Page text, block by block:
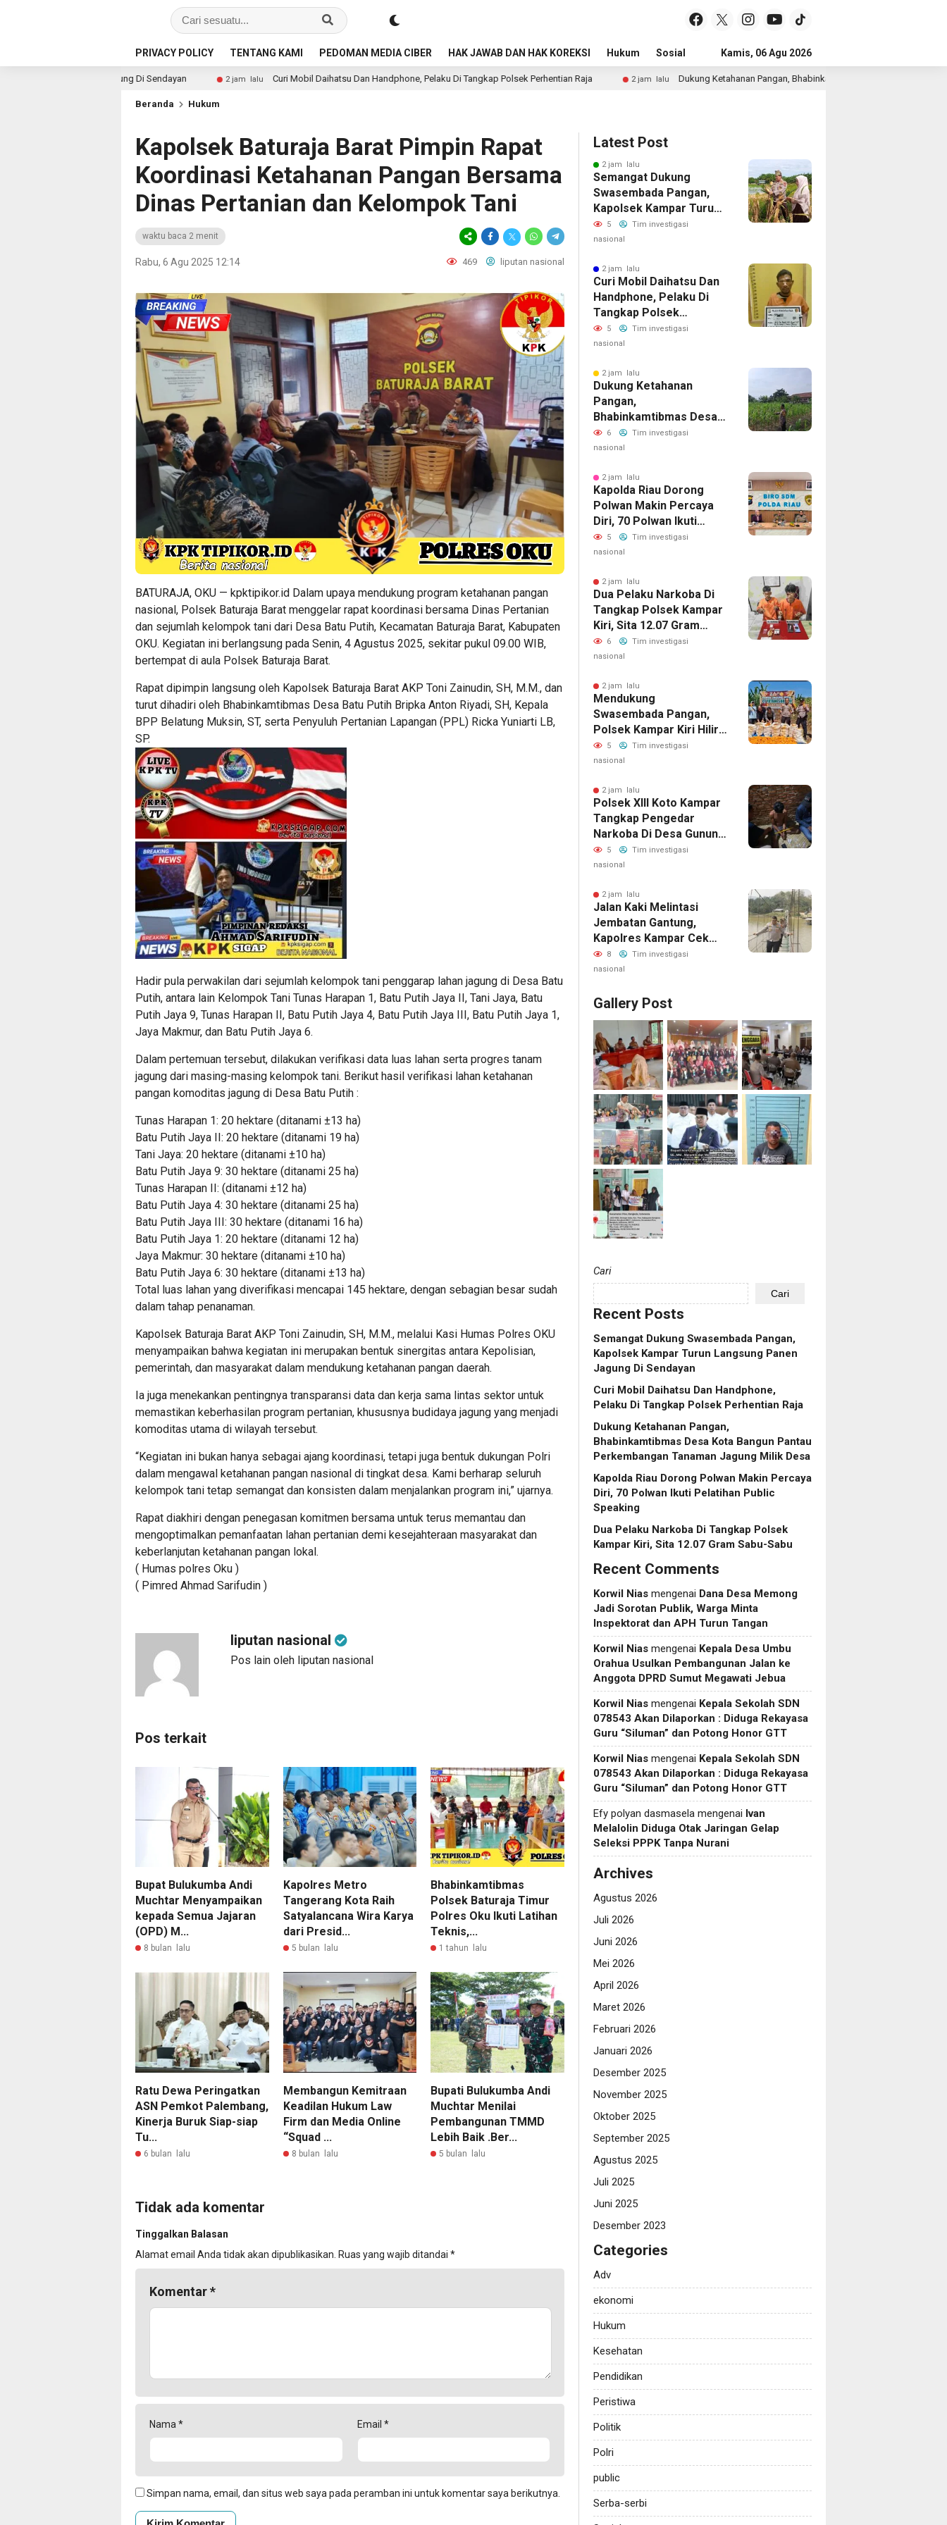
PRIVACY POLICY TENTANG KAMI PEDOMAN MEDIA CIBER HAK JAWAB DAN HAK KOREKSI Hukum Sosial Pendidikan Politik
Kamis, 06 Agu 2026
2 jam lalu Curi Mobil Daihatsu Dan Handphone, Pelaku Di Tangkap Polsek Perhentian Raja 2 jam lalu Dukung Ketahanan Pangan, Bhabinkamtibmas Desa Kota Bangun Pantau
Beranda Hukum
Kapolsek Baturaja Barat Pimpin Rapat
Koordinasi Ketahanan Pangan Bersama
Dinas Pertanian dan Kelompok Tani
waktu baca 2 menit
Rabu, 6 Agu 2025 12:14 469 liputan nasional
BATURAJA, OKU — kpktipikor.id Dalam upaya mendukung program ketahanan pangan
nasional, Polsek Baturaja Barat menggelar rapat koordinasi bersama Dinas Pertanian
dan sejumlah kelompok tani dari Desa Batu Putih, Kecamatan Baturaja Barat, Kabupaten
OKU. Kegiatan ini berlangsung pada Senin, 4 Agustus 2025, sekitar pukul 09.00 WIB,
bertempat di aula Polsek Baturaja Barat.
Rapat dipimpin langsung oleh Kapolsek Baturaja Barat AKP Toni Zainudin, SH, M.M., dan
turut dihadiri oleh Bhabinkamtibmas Desa Batu Putih Bripka Anton Riyadi, SH, Kepala
BPP Belatung Muksin, ST, serta Penyuluh Pertanian Lapangan (PPL) Ricka Yuniarti LB,
SP.
Hadir pula perwakilan dari sejumlah kelompok tani penggarap lahan jagung di Desa Batu
Putih, antara lain Kelompok Tani Tunas Harapan 1, Batu Putih Jaya II, Tani Jaya, Batu
Putih Jaya 9, Tunas Harapan II, Batu Putih Jaya 4, Batu Putih Jaya III, Batu Putih Jaya 1,
Jaya Makmur, dan Batu Putih Jaya 6.
Dalam pertemuan tersebut, dilakukan verifikasi data luas lahan serta progres tanam
jagung dari masing-masing kelompok tani. Berikut hasil verifikasi lahan ketahanan
pangan komoditas jagung di Desa Batu Putih :
Tunas Harapan 1: 20 hektare (ditanami ±13 ha)
Batu Putih Jaya II: 20 hektare (ditanami 19 ha)
Tani Jaya: 20 hektare (ditanami ±10 ha)
Batu Putih Jaya 9: 30 hektare (ditanami 25 ha)
Tunas Harapan II: (ditanami ±12 ha)
Batu Putih Jaya 4: 30 hektare (ditanami 25 ha)
Batu Putih Jaya III: 30 hektare (ditanami 16 ha)
Batu Putih Jaya 1: 20 hektare (ditanami 12 ha)
Jaya Makmur: 30 hektare (ditanami ±10 ha)
Batu Putih Jaya 6: 30 hektare (ditanami ±13 ha)
Total luas lahan yang diverifikasi mencapai 145 hektare, dengan sebagian besar sudah
dalam tahap penanaman.
Kapolsek Baturaja Barat AKP Toni Zainudin, SH, M.M., melalui Kasi Humas Polres OKU
menyampaikan bahwa kegiatan ini merupakan bentuk sinergitas antara Kepolisian,
pemerintah, dan masyarakat dalam mendukung ketahanan pangan daerah.
Ia juga menekankan pentingnya transparansi data dan kerja sama lintas sektor untuk
memastikan keberhasilan program pertanian, khususnya budidaya jagung yang menjadi
komoditas utama di wilayah tersebut.
“Kegiatan ini bukan hanya sebagai ajang koordinasi, tetapi juga bentuk dukungan Polri
dalam mengawal ketahanan pangan nasional di tingkat desa. Kami berharap seluruh
kelompok tani tetap semangat dan konsisten dalam menjalankan program ini,” ujarnya.
Rapat diakhiri dengan penegasan komitmen bersama untuk terus memantau dan
mengoptimalkan pemanfaatan lahan pertanian demi kesejahteraan masyarakat dan
keberlanjutan ketahanan pangan lokal.
( Humas polres Oku )
( Pimred Ahmad Sarifudin )
liputan nasional
Pos lain oleh liputan nasional
Pos terkait
Bupat Bulukumba Andi
Muchtar Menyampaikan
kepada Semua Jajaran
(OPD) M...
8 bulan lalu
Kapolres Metro
Tangerang Kota Raih
Satyalancana Wira Karya
dari Presid...
5 bulan lalu
Bhabinkamtibmas
Polsek Baturaja Timur
Polres Oku Ikuti Latihan
Teknis,...
1 tahun lalu
Ratu Dewa Peringatkan
ASN Pemkot Palembang,
Kinerja Buruk Siap-siap
Tu...
6 bulan lalu
Membangun Kemitraan
Keadilan Hukum Law
Firm dan Media Online
“Squad ...
8 bulan lalu
Bupati Bulukumba Andi
Muchtar Menilai
Pembangunan TMMD
Lebih Baik .Ber...
5 bulan lalu
Tidak ada komentar
Tinggalkan Balasan
Alamat email Anda tidak akan dipublikasikan. Ruas yang wajib ditandai *
Komentar*
Nama * Email *
Simpan nama, email, dan situs web saya pada peramban ini untuk komentar saya berikutnya.
Latest Post
2 jam lalu
Semangat Dukung
Swasembada Pangan,
Kapolsek Kampar Turun
Langsung Panen Jagung
Di Sendayan
5
Tim investigasi
nasional
2 jam lalu
Curi Mobil Daihatsu Dan
Handphone, Pelaku Di
Tangkap Polsek
Perhentian Raja
5
Tim investigasi
nasional
2 jam lalu
Dukung Ketahanan
Pangan,
Bhabinkamtibmas Desa
Kota Bangun Pantau
Perkembangan Tanaman
6
Tim investigasi
nasional
2 jam lalu
Kapolda Riau Dorong
Polwan Makin Percaya
Diri, 70 Polwan Ikuti
Pelatihan Public
Speaking
5
Tim investigasi
nasional
2 jam lalu
Dua Pelaku Narkoba Di
Tangkap Polsek Kampar
Kiri, Sita 12.07 Gram
Sabu-Sabu
6
Tim investigasi
nasional
2 jam lalu
Mendukung
Swasembada Pangan,
Polsek Kampar Kiri Hilir
Pantau Panen Jagung Di
Lahan PT Yutani Suadiri
5
Tim investigasi
nasional
2 jam lalu
Polsek XIII Koto Kampar
Tangkap Pengedar
Narkoba Di Desa Gunung
Bungsu
5
Tim investigasi
nasional
2 jam lalu
Jalan Kaki Melintasi
Jembatan Gantung,
Kapolres Kampar Cek
Kesiapan Lokasi
Ekspedisi Merah Putih
8
Tim investigasi
nasional
Gallery Post
Cari
Cari
Recent Posts
Semangat Dukung Swasembada Pangan,
Kapolsek Kampar Turun Langsung Panen
Jagung Di Sendayan
Curi Mobil Daihatsu Dan Handphone,
Pelaku Di Tangkap Polsek Perhentian Raja
Dukung Ketahanan Pangan,
Bhabinkamtibmas Desa Kota Bangun Pantau
Perkembangan Tanaman Jagung Milik Desa
Kapolda Riau Dorong Polwan Makin Percaya
Diri, 70 Polwan Ikuti Pelatihan Public
Speaking
Dua Pelaku Narkoba Di Tangkap Polsek
Kampar Kiri, Sita 12.07 Gram Sabu-Sabu
Recent Comments
Korwil Nias mengenai Dana Desa Memong
Jadi Sorotan Publik, Warga Minta
Inspektorat dan APH Turun Tangan
Korwil Nias mengenai Kepala Desa Umbu
Orahua Usulkan Pembangunan Jalan ke
Anggota DPRD Sumut Megawati Jebua
Korwil Nias mengenai Kepala Sekolah SDN
078543 Akan Dilaporkan : Diduga Rekayasa
Guru “Siluman” dan Potong Honor GTT
Korwil Nias mengenai Kepala Sekolah SDN
078543 Akan Dilaporkan : Diduga Rekayasa
Guru “Siluman” dan Potong Honor GTT
Efy polyan dasmasela mengenai Ivan
Melalolin Diduga Otak Jaringan Gelap
Seleksi PPPK Tanpa Nurani
Archives
Agustus 2026
Juli 2026
Juni 2026
Mei 2026
April 2026
Maret 2026
Februari 2026
Januari 2026
Desember 2025
November 2025
Oktober 2025
September 2025
Agustus 2025
Juli 2025
Juni 2025
Desember 2023
Categories
Adv
ekonomi
Hukum
Kesehatan
Pendidikan
Peristiwa
Politik
Polri
public
Serba-serbi